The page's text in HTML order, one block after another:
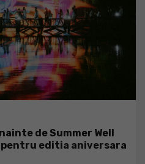
de Summer Well
editia aniversara